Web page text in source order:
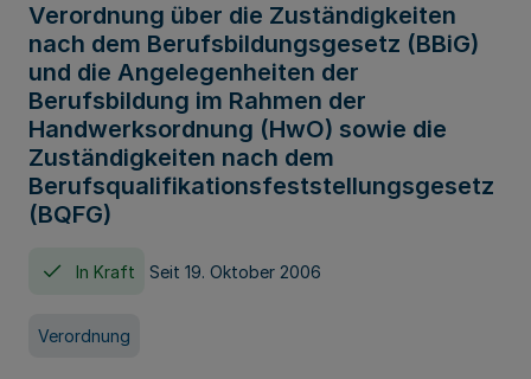
Verordnung über die Zuständigkeiten
nach dem Berufsbildungsgesetz (BBiG)
und die Angelegenheiten der
Berufsbildung im Rahmen der
Handwerksordnung (HwO) sowie die
Zuständigkeiten nach dem
Berufsqualifikationsfeststellungsgesetz
(BQFG)
In Kraft Seit 19. Oktober 2006
Verordnung